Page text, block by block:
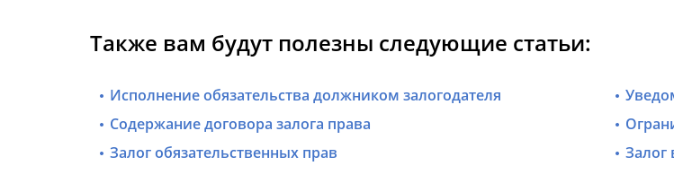
Также вам будут полезны следующие статьи:
Исполнение обязательства должником залогодателя
Содержание договора залога права
Залог обязательственных прав